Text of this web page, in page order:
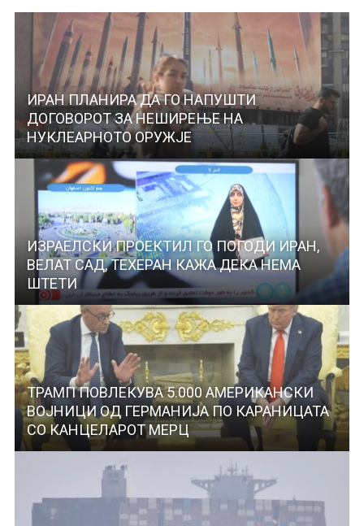
ИРАН ПЛАНИРА ДА ГО НАПУШТИ
ДОГОВОРОТ ЗА НЕШИРЕЊЕ НА
НУКЛЕАРНОТО ОРУЖЈЕ
ИЗРАЕЛСКИ ПРОЕКТИЛ ГО ПОГОДИ ИРАН,
ВЕЛАТ САД, ТЕХЕРАН КАЖА ДЕКА НЕМА
ШТЕТИ
ТРАМП ПОВЛЕКУВА 5.000 АМЕРИКАНСКИ
ВОЈНИЦИ ОД ГЕРМАНИЈА ПО КАРАНИЦАТА
СО КАНЦЕЛАРОТ МЕРЦ